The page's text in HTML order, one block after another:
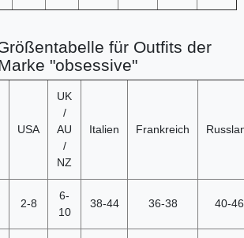
für Outfits der
"obsessive"
USA
UK
/
AU
/
NZ
Italien Frankreich
2-8
6-
10
38-44 36-38 40-46